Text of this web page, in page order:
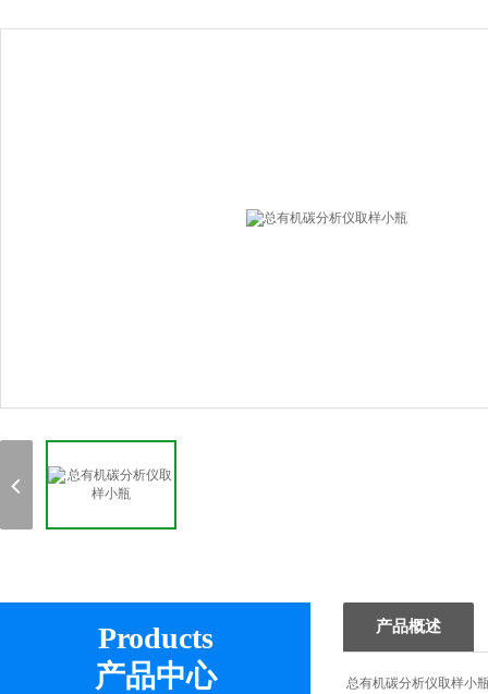
Products
产品中心
产品概述
总有机碳分析仪取样小